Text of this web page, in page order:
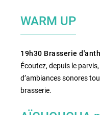
tarifs,
WARM UP
19h30 Brasserie
Écoutez, depuis le
d’ambiances sonores
brasserie.